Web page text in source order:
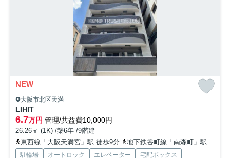
NEW
大阪市北区天満
LIHIT
6.7万円 管理/共益費10,000円
26.26㎡ (1K) /築6年 /9階建
東西線「大阪天満宮」駅 徒歩9分
地下鉄谷町線「南森町」駅 徒歩10分
駐輪場 オートロック エレベーター
宅配ボックス